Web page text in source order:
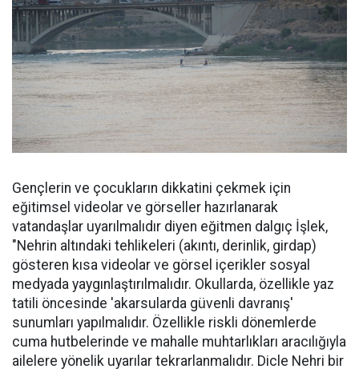
Gençlerin ve çocukların dikkatini çekmek için
eğitimsel videolar ve görseller hazırlanarak
vatandaşlar uyarılmalıdır diyen eğitmen dalgıç İşlek,
"Nehrin altındaki tehlikeleri (akıntı, derinlik, girdap)
gösteren kısa videolar ve görsel içerikler sosyal
medyada yaygınlaştırılmalıdır. Okullarda, özellikle yaz
tatili öncesinde 'akarsularda güvenli davranış'
sunumları yapılmalıdır. Özellikle riskli dönemlerde
cuma hutbelerinde ve mahalle muhtarlıkları aracılığıyla
ailelere yönelik uyarılar tekrarlanmalıdır. Dicle Nehri bir